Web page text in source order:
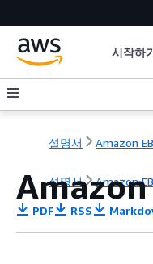
시작하
설명서 Amazon
설명서 Amazon
Amazon
PDF RSS